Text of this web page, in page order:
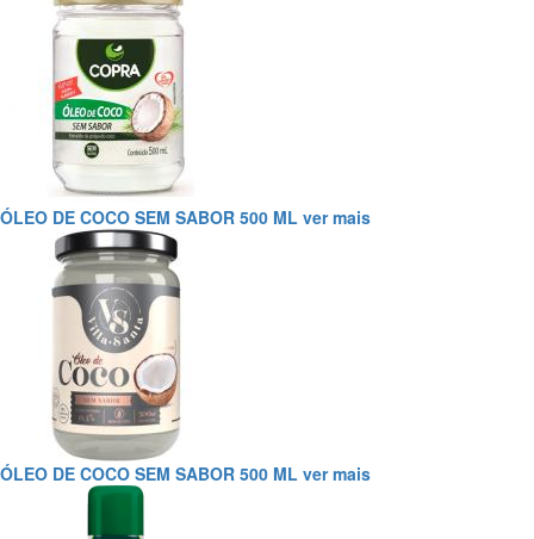
ÓLEO DE COCO SEM SABOR 500 ML ver mais
ÓLEO DE COCO SEM SABOR 500 ML ver mais